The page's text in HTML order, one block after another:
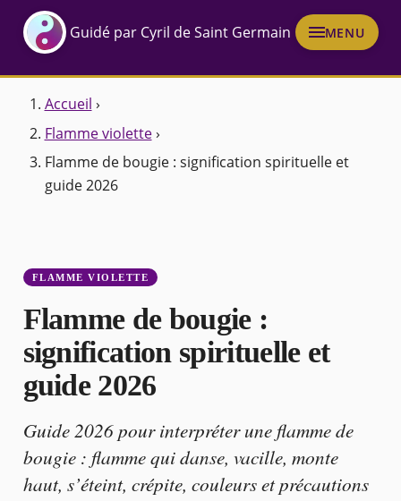
Guidé par Cyril de Saint Germain MENU
Accueil ›
Flamme violette ›
Flamme de bougie : signification spirituelle et
guide 2026
FLAMME VIOLETTE
Flamme de bougie :
signification spirituelle et
guide 2026
Guide 2026 pour interpréter une flamme de
bougie : flamme qui danse, vacille, monte
haut, s’éteint, crépite, couleurs et précautions